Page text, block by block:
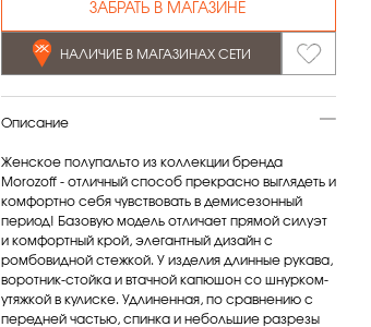
ЗАБРАТЬ В МАГАЗИНЕ
НАЛИЧИЕ В МАГАЗИНАХ СЕТИ
Описание
Женское полупальто из коллекции бренда
Morozoff - отличный способ прекрасно выглядеть и
комфортно себя чувствовать в демисезонный
период! Базовую модель отличает прямой силуэт
и комфортный крой, элегантный дизайн с
ромбовидной стежкой. У изделия длинные рукава,
воротник-стойка и втачной капюшон со шнурком-
утяжкой в кулиске. Удлиненная, по сравнению с
передней частью, спинка и небольшие разрезы